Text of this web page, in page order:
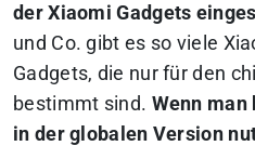
der Xiaomi Gadgets
und Co. gibt es so viele
Gadgets, die nur für den
bestimmt sind. Wenn
in der globalen Version